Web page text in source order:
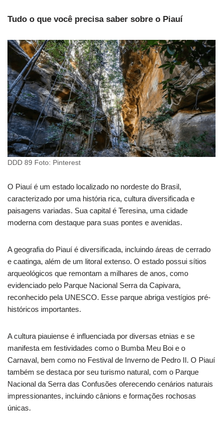
Tudo o que você precisa saber sobre o Piauí
DDD 89 Foto: Pinterest
O Piauí é um estado localizado no nordeste do Brasil,
caracterizado por uma história rica, cultura diversificada e
paisagens variadas. Sua capital é Teresina, uma cidade
moderna com destaque para suas pontes e avenidas.
A geografia do Piauí é diversificada, incluindo áreas de cerrado
e caatinga, além de um litoral extenso. O estado possui sítios
arqueológicos que remontam a milhares de anos, como
evidenciado pelo Parque Nacional Serra da Capivara,
reconhecido pela UNESCO. Esse parque abriga vestígios pré-
históricos importantes.
A cultura piauiense é influenciada por diversas etnias e se
manifesta em festividades como o Bumba Meu Boi e o
Carnaval, bem como no Festival de Inverno de Pedro II. O Piauí
também se destaca por seu turismo natural, com o Parque
Nacional da Serra das Confusões oferecendo cenários naturais
impressionantes, incluindo cânions e formações rochosas
únicas.